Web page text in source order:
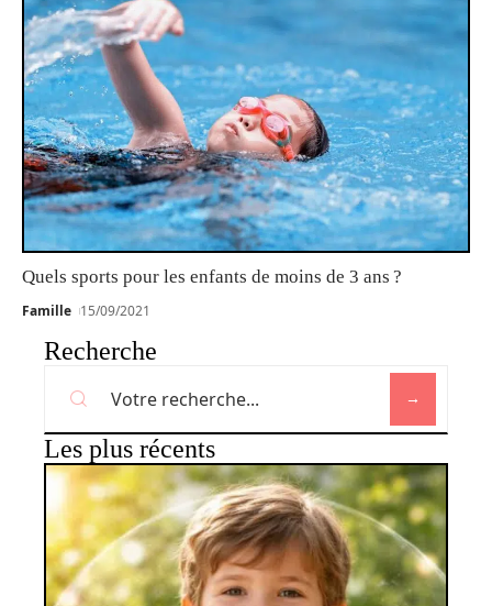
Quels sports pour les enfants de moins de 3 ans ?
Famille 15/09/2021
Recherche
Les plus récents